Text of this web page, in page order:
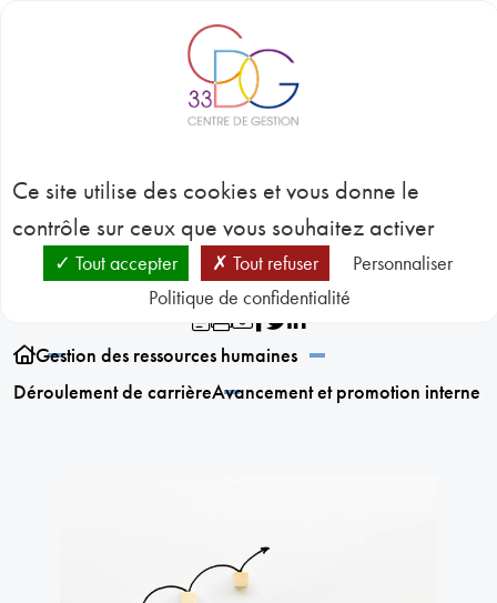
Avancement et
promotion interne
Gestion des ressources humaines
Déroulement de carrièreAvancement et promotion interne
Ce site utilise des cookies et vous donne le
contrôle sur ceux que vous souhaitez activer
Tout accepter Tout refuser
Personnaliser
Politique de confidentialité